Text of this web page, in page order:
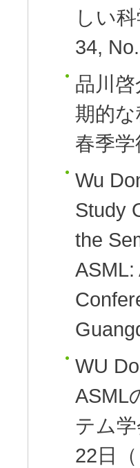
しい
34,
品川啓
期的
春季
Wu
Study
the
WU
ASML
テム
22日（